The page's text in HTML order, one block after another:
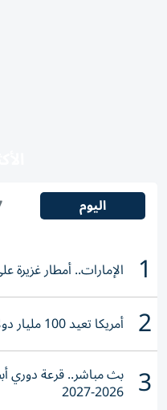
اليوم 7
1 الإمارات.. أمطار
2 أمريكا تعيد 100 مليار دولار من رسوم جمركية فرضها ترامب
3 بث مباشر.. قرعة دوري
2026-2027